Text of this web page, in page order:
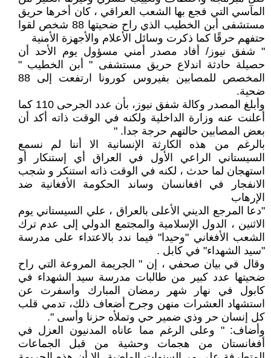
المآسي التي فجع بها الشعب العراقي ، كان أخرها حريق
مستشفى أبن الخطيب الذي راح ضحيتها 88 شخص لقوا
حتفهم حرقًا كما ذكرت وسائل الأعلام والأجهزة الأمنية
" شفق نيوز/ أفاد مصدر أمني مسؤول يوم الأحد أن
حصيلة حادثة اندلاع حريق مستشفى " أبن الخطيب "
المخصص للمصابين بفيروس كورونا ارتفعت إلى 88
ضحية.
وأبلغ المصدر وكالة شفق نيوز، بأن عدد الجرحى 110 كما
أعلنت عنه وزارة الداخلية ولكنه في الوقت ذاته أكد أن
بعض المصابين حالتهم حرجة جدا. "
بالرغم من هذه الكارثة الإنسانية الا أننا لم نسمع
السيستاني الراعي الأول في العراق أي إستنكار أو
استهجان لما حدث ، لكنه في الوقت ذاته استنكر و شجب
الانفجار في افغانسان وساند الحكومة الأفغانية ضد
الإرهاب
"دعا المرجع الديني الأعلى بالعراق ، علي السيستاني يوم
الاثنين ، الدول الإسلامية والمجتمع الدولي إلى عدم ترك
الشعب الأفغاني "وحيدا" فيما ندد بالاعتداء على مدرسة
"سيد الشهداء" في كابل .
وقال في بيان صحفي ، إن " الجريمة المروعة التي راح
ضحيتها عدد كبير من طالبات مدرسة سيد الشهداء في
كابول في نهار شهر رمضان المبارك وأسفرت عن
استشهاد العشرات منهن وجرح أضعاف ذلك، تدمي قلب
كل إنسان حر وذي ضمير حي وتملأه حزنا وأسى ".
وأضاف: " وعلى الرغم مما عاناه المدنيون العزل في
أفغانستان من هجمات وحشية من قبل الجماعات